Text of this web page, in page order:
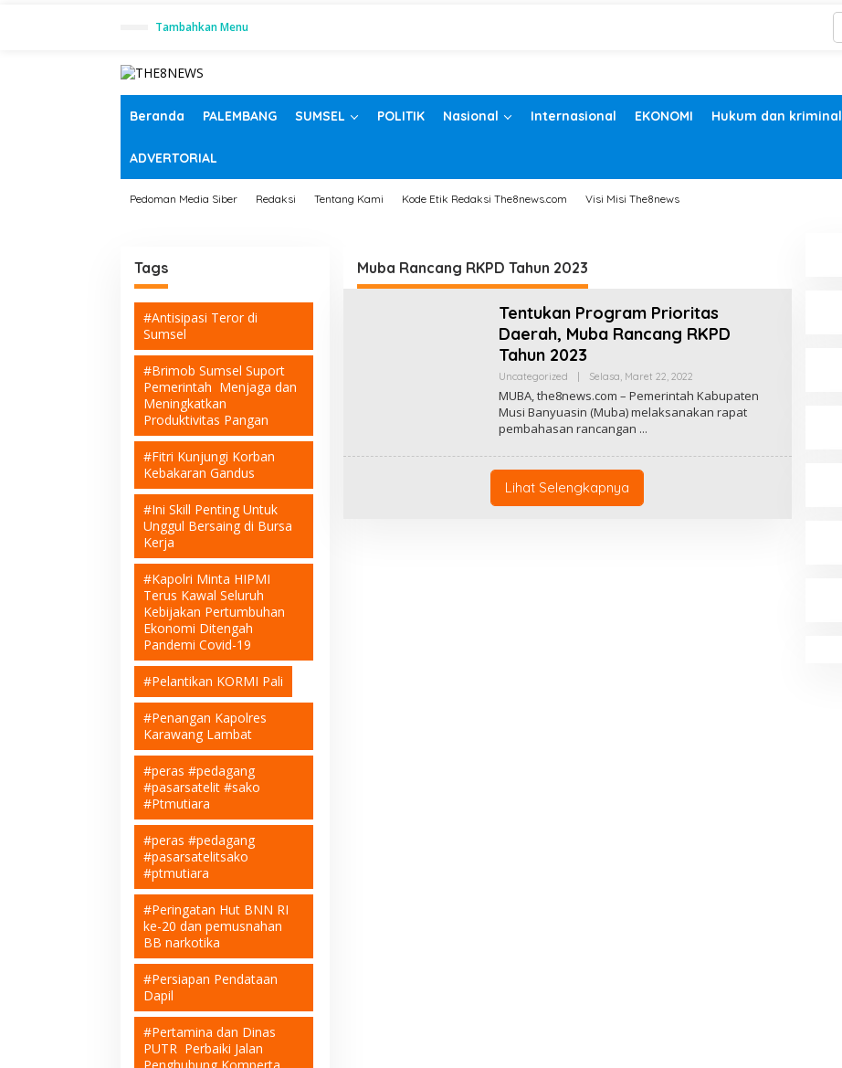
Tambahkan Menu
Beranda PALEMBANG SUMSEL POLITIK Nasional Internasional EKONOMI Hukum dan kriminal
ADVERTORIAL
Pedoman Media Siber Redaksi Tentang Kami Kode Etik Redaksi The8news.com Visi Misi The8news
Tags
#Antisipasi Teror di
Sumsel
#Brimob Sumsel Suport
Pemerintah Menjaga dan
Meningkatkan
Produktivitas Pangan
#Fitri Kunjungi Korban
Kebakaran Gandus
#Ini Skill Penting Untuk
Unggul Bersaing di Bursa
Kerja
#Kapolri Minta HIPMI
Terus Kawal Seluruh
Kebijakan Pertumbuhan
Ekonomi Ditengah
Pandemi Covid-19
#Pelantikan KORMI Pali
#Penangan Kapolres
Karawang Lambat
#peras #pedagang
#pasarsatelit #sako
#Ptmutiara
#peras #pedagang
#pasarsatelitsako
#ptmutiara
#Peringatan Hut BNN RI
ke-20 dan pemusnahan
BB narkotika
#Persiapan Pendataan
Dapil
#Pertamina dan Dinas
PUTR Perbaiki Jalan
Muba Rancang RKPD Tahun 2023
Tentukan Program Prioritas
Daerah, Muba Rancang RKPD
Tahun 2023
Uncategorized Selasa, Maret 22, 2022
E
H
D
MUBA, the8news.com – Pemerintah Kabupaten
Musi Banyuasin (Muba) melaksanakan rapat
pembahasan rancangan
Lihat Selengkapnya